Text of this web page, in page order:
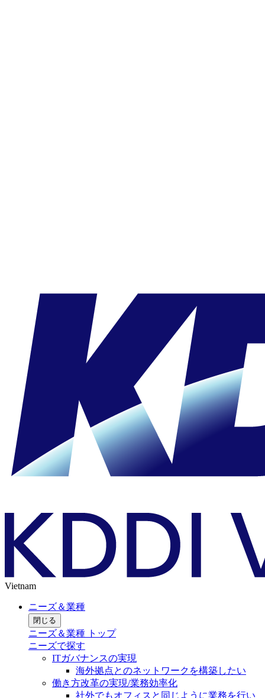
Vietnam
ニーズ＆業種
閉じる
ニーズ＆業種 トップ
ニーズで探す
ITガバナンスの実現
海外拠点とのネットワークを構築したい
働き方改革の実現/業務効率化
社外でもオフィスと同じように業務を行い